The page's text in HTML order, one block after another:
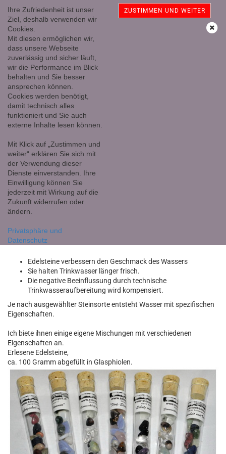
Ihre Zufriedenheit ist unser
Ziel, deshalb verwenden wir
Cookies.
Mit diesen ermöglichen wir,
dass unsere Webseite
zuverlässig und sicher läuft,
wir die Performance im Blick
behalten und Sie besser
ansprechen können.
Cookies werden benötigt,
damit technisch alles
funktioniert und Sie auch
externe Inhalte lesen können.
Mit Klick auf „Zustimmen und
weiter“ erklären Sie sich mit
der Verwendung dieser
Dienste einverstanden. Ihre
Einwilligung können Sie
jederzeit mit Wirkung auf die
Zukunft widerrufen oder
ändern.
Privatsphäre und
Datenschutz
ZUSTIMMEN UND WEITER
Edelsteine/Wasserenergetisieren
Bereits in der Antike war es gebräuchlich, Edelsteine in Wasser
einzulegen, um die positiven Energien der Steine zu Heilzwecken zu
nutzen.
Der Wirkungsmechanismus bei der Herstellung von Edelsteinwasser
beruht einerseits darauf, dass die
Wassers, Informationen aufnehmen und speichern
Man spricht dann von 'informiertem' Wasser.
Wasser ist ein wertvolles und lebenswichtiges Gut. Leben ohne
Wasser ist nicht denkbar. Das uns zur Verfügung stehende
Trinkwasser hat bakteriologisch und analytisch eine sehr gute
Qualität. Aber durch die Aufbereitung und Filtration hat es nur einen
sehr geringen Informationsspeicher und ist ohne Leben.
ausgleichen.
Wasser und Getränke werden belebt und vitalisiert.
Edelsteine verbessern den Geschmack des Wassers
Sie halten Trinkwasser länger frisch.
Die negative Beeinflussung durch technische
Trinkwasseraufbereitung wird kompensiert.
Je nach ausgewählter Steinsorte entsteht Wasser mit spezifischen
Eigenschaften.
Ich biete ihnen einige eigene Mischungen mit verschiedenen
Eigenschaften an.
Erlesene Edelsteine,
ca. 100 Gramm abgefüllt in Glasphiolen.